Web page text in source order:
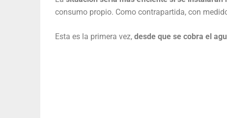
consumo propio. Como contrapartida, con
Esta es la primera vez, desde que se cobra el